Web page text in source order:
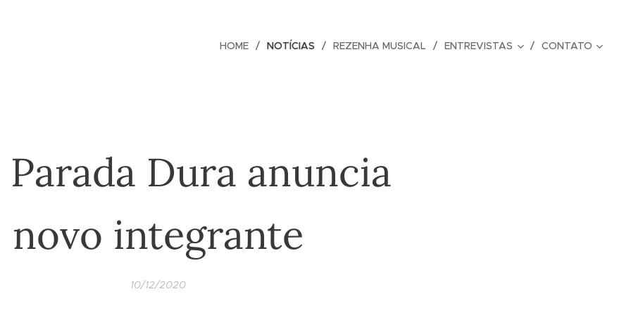
HOME NOTÍCIAS REZENHA MUSICAL ENTREVISTAS CONTATO
Dura anuncia
novo integrante
10/12/2020